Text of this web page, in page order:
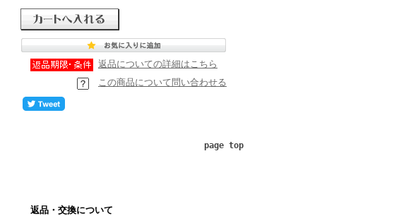
返品についての詳細はこちら
この商品について問い合わせる
page top
返品・交換について